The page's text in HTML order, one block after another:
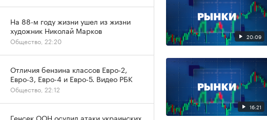
20:09
16:21
На 88-м году жизни ушел из жизни
художник Николай Марков
Общество, 22:20
Отличия бензина классов Евро-2,
Евро-3, Евро-4 и Евро-5. Видео РБК
Общество, 22:12
Генсек ООН осудил атаки украинских